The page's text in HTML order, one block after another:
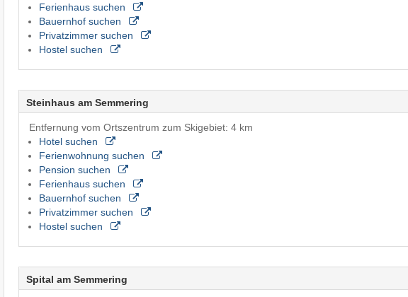
Ferienhaus suchen
Bauernhof suchen
Privatzimmer suchen
Hostel suchen
Steinhaus am Semmering
Entfernung vom Ortszentrum zum Skigebiet: 4 km
Hotel suchen
Ferienwohnung suchen
Pension suchen
Ferienhaus suchen
Bauernhof suchen
Privatzimmer suchen
Hostel suchen
Spital am Semmering